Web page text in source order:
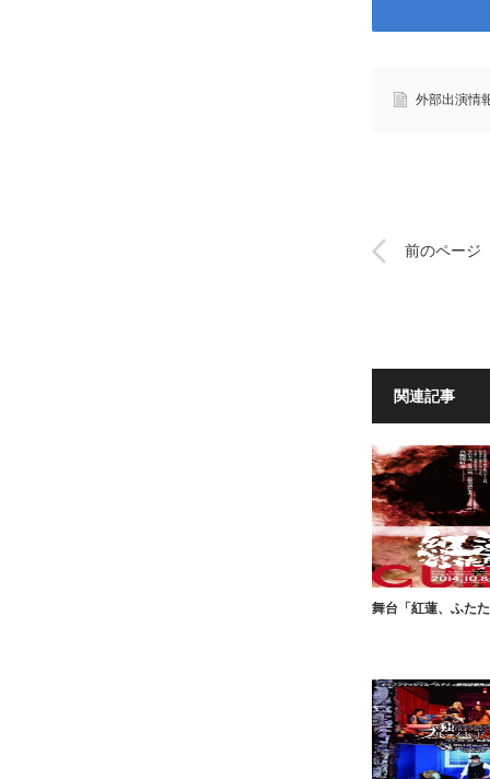
外部出演情
前のページ
関連記事
舞台「紅蓮、ふた